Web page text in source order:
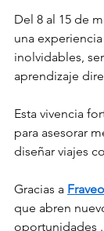
Del 8 al 15 de
una
inolvidables,
aprendizaje
Esta vivencia
para asesorar
diseñar viajes
Gracias a Fraveo
que abren
oportunidades .